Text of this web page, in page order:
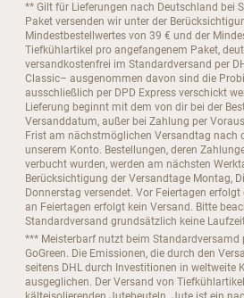
** Gilt für Lieferungen nach Deutschland bei
Paket versenden wir unter der
Mindestbestellwertes von 39 € und der
Tiefkühlartikel pro angefangenem Paket,
versandkostenfrei im Standardversand per
Classic– ausgenommen davon sind die
ausschließlich per DPD Express verschickt
Lieferung beginnt mit dem von dir bei der
Versanddatum, außer bei Zahlung per
Frist am nächstmöglichen Versandtag nach
unserem Konto. Bestellungen, deren
verbucht wurden, werden am nächsten
Berücksichtigung der Versandtage Montag,
Donnerstag versendet. Vor Feiertagen
an Feiertagen erfolgt kein Versand. Bitte
Standardversand grundsätzlich keine
*** Meisterbarf nutzt beim Standardversamd
GoGreen. Die Emissionen, die durch den
seitens DHL durch Investitionen in weltweite
ausgeglichen. Der Versand von